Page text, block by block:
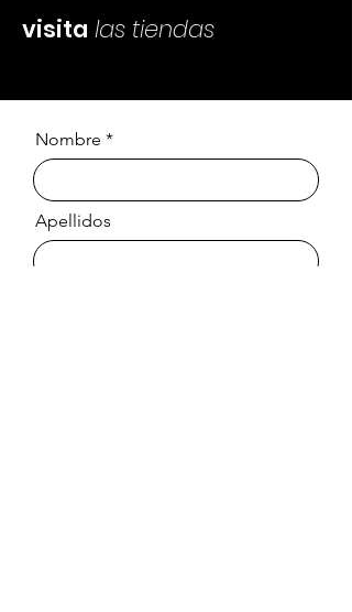
visita las tiendas
Nombre
Apellidos